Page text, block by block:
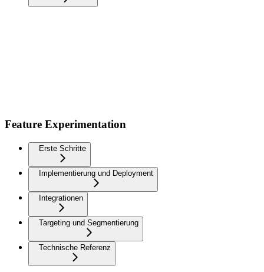
Feature Experimentation
Erste Schritte
Implementierung und Deployment
Integrationen
Targeting und Segmentierung
Technische Referenz